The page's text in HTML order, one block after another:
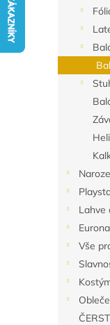
n
e
Lahve
Vše